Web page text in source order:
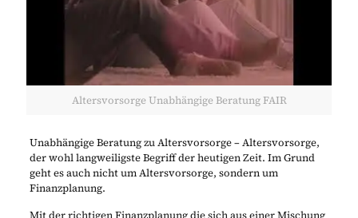
Altersvorsorge Unabhängige Beratung FAIR
Unabhängige Beratung zu Altersvorsorge – Altersvorsorge,
der wohl langweiligste Begriff der heutigen Zeit. Im Grund
geht es auch nicht um Altersvorsorge, sondern um
Finanzplanung.
Mit der richtigen Finanzplanung die sich aus einer Mischung